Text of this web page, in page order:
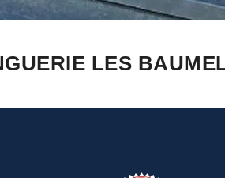
LES